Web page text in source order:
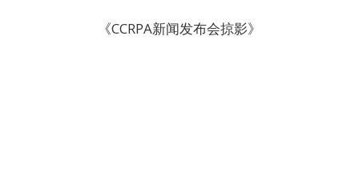
《CCRPA新闻发布会掠影》